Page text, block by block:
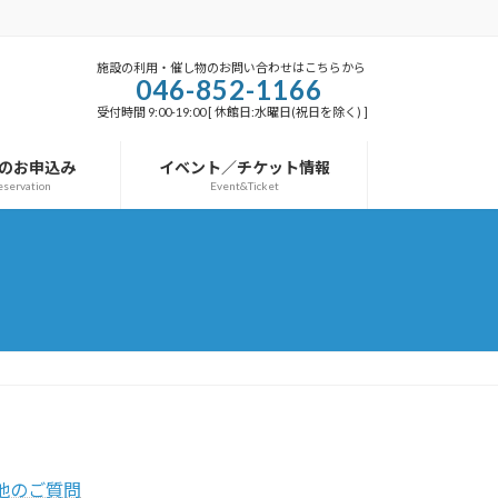
施設の利用・催し物のお問い合わせはこちらから
046-852-1166
受付時間 9:00-19:00 [ 休館日:水曜日(祝日を除く) ]
お申込み イベント／チケット情報
Event&Ticket
のご質問